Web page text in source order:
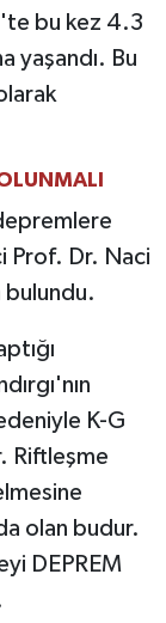
bu kez 4.3
yaşandı. Bu
Prof. Dr. Naci
bulundu.
K-G
Riftleşme
olan budur.
DEPREM